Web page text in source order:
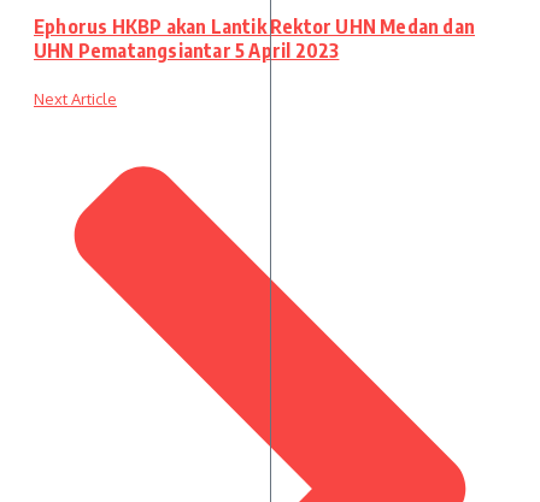
Ephorus HKBP akan Lantik Rektor UHN Medan dan
UHN Pematangsiantar 5 April 2023
Next Article